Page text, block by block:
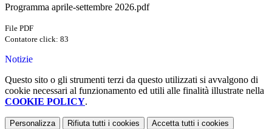
Programma aprile-settembre 2026.pdf
File PDF
Contatore click: 83
Notizie
Questo sito o gli strumenti terzi da questo utilizzati si avvalgono di
cookie necessari al funzionamento ed utili alle finalità illustrate nella
COOKIE POLICY.
Personalizza Rifiuta tutti i cookies Accetta tutti i cookies